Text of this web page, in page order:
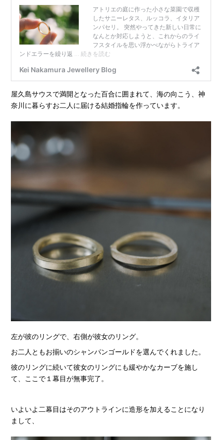
屋久島サウスで満開となった百合に囲まれて、海の向こう、神
奈川に暮らすお二人に届ける結婚指輪を作っています。
左が彼のリングで、右側が彼女のリング。
お二人ともお揃いのシャンパンゴールドを選んでくれました。
彼のリングに続いて彼女のリングにも緩やかなカーブを施し
て、ここで１幕目が無事完了。
いよいよ二幕目はそのアウトラインに造形を加えることになり
まして、